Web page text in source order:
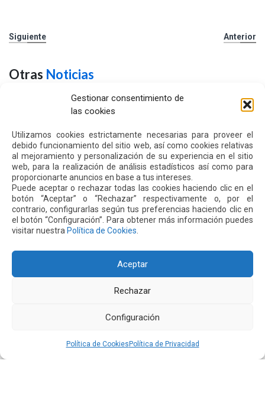
Gestionar consentimiento de
las cookies
Utilizamos cookies estrictamente necesarias para proveer el
debido funcionamiento del sitio web, así como cookies relativas
al mejoramiento y personalización de su experiencia en el sitio
web, para la realización de análisis estadísticos así como para
proporcionarte anuncios en base a tus intereses.
Puede aceptar o rechazar todas las cookies haciendo clic en el
botón “Aceptar” o “Rechazar” respectivamente o, por el
contrario, configurarlas según tus preferencias haciendo clic en
el botón “Configuración”. Para obtener más información puedes
visitar nuestra Política de Cookies
Aceptar
Rechazar
Configuración
Política de Cookies Política de Privacidad
Siguiente Anterior
Otras Noticias
El aeropuerto de Quito fortalece su oferta comercial
con la ampliación de las tiendas Duty Free y la llegada
de Polo Ralph Lauren y Adidas